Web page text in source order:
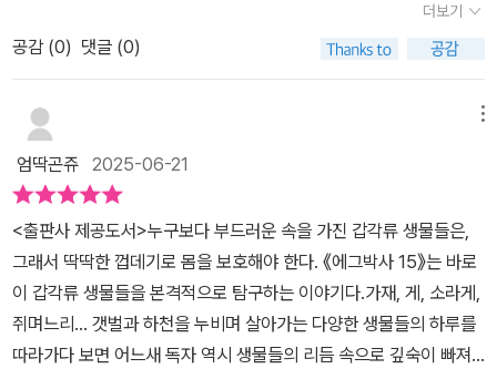
종 가재 지켜줘야겠죠.생태계 교란종에는 미국가재 외에도..뉴트리
아, 황소개구리, 붉은귀거북, 꽃매미, 파랑볼우럭, 큰입배스 등이 있고
요.다양한 가재류의 종류 등도 비교하고 살펴볼 수 있어 유익했는데
요.​에그박사책에서는 학습만화는 물론..다양한 사진과 자료를 바탕으
로 친구들에게 설명을 해주고 있어서요.그야말로 생생한 생물도감 그
자체였어요!이후에는 웅박사의 이모님께서 다양한 해산물을 보내주
셔서요.해산물 잔치를 벌이게 되는 에그박사네인데..​그러면서 우리나
라/세계의 대형 갑각류도 다양하게 살펴볼 수 있었고요.죽었다고 생
각한 닭새우가 살아있는데다 알까지 품고 있어서요.부화하는 과정까
지 살펴볼 수 있어서 유익하더라고요.​책은 또 닮은꼴 갑각류를 비교
하여바닷가재 VS 닭새우왕게 VS 대게도 사진과 살펴볼 수 있었는데
요.​넘넘 맛있는 해산물들.알고 먹음 더 맛있겠죠!​이후에는 장소를 바
브 스토리도 있답니다.미국 가재와 쥐며느리가 함께 있다면 어떻게
수록되어 있는 다양한 활동들이 있어요.대형 갑각류를 따라 그리는
생생 도감 활동숨은 쥐며느리를 찾는 생물찾기 놀이, 쏙이 파놓은 가
장 깊은 땅굴을 찾는 땅굴 찾기 놀이까지 다양한 워크북 활동으로 탐
구력, 집중력, 사고력을 동시에 기를 수 있어요.생물을 좋아하는 아이
라면 글밥 늘리기에 딱 좋은 책.책을 멀리해서 아이의 관심을 유도하
고플 때 활용하기 좋은 책. 베드타임에 부담없이 읽을 수 있는 책, 학
원 오가면서 비는 시간에 편하게 읽을 수 있는 책, 친구들과 대화거리
를 찾을 수 있는 책, 과학 교과 내용을 쉽게 배우고 싶은 책<에그박사
박사는 미국가재 누명 벗겨 주기, 가재 수조 꾸미기, 가재 알의 부화를
위해 기도하기... 양박사는 불업 어구 찾아내기, 딱총새우 촬영하기, ..
웅박사는 갑각류 조사하기, 갯벌에서 뻘배 타 보기 등등.. ​ 혹시 아직
에그박사 시리즈를 접해보지 않으셨다면, 이 15권부터 시작해보셔도
좋아요! 특히 생물, 곤충, 자연을 좋아하는 아이라면 하루 종일 들고
다닐지도 몰라요
더보기
공감 (0) 댓글 (0)
엄딱곤쥬 2025-06-21
<출판사 제공도서>누구보다 부드러운 속을 가진 갑각류 생물들은,
그래서 딱딱한 껍데기로 몸을 보호해야 한다. 《에그박사 15》는 바로
이 갑각류 생물들을 본격적으로 탐구하는 이야기다.가재, 게, 소라게,
쥐며느리… 갯벌과 하천을 누비며 살아가는 다양한 생물들의 하루를
따라가다 보면 어느새 독자 역시 생물들의 리듬 속으로 깊숙이 빠져